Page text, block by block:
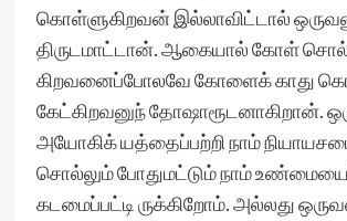
கொள்ளுகிறவன் இல்லாவிட்டால்
திருடமாட்டான். ஆகையால் கோள்
கிறவனைப்போலவே கோளைக் காது
கேட்கிறவனுந் தோஷாரூடனாகிறான்.
அயோகிக் யத்தைப்பற்றி நாம்
சொல்லும் போதுமட்டும் நாம்
கடமைப்பட்டி ருக்கிறோம். அல்லது